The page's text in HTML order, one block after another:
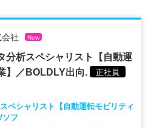
社 New
分析スペシャリスト【自動運
】／BOLDLY出向.
正社員
ペシャリスト【自動運転モビリティ
ソフ